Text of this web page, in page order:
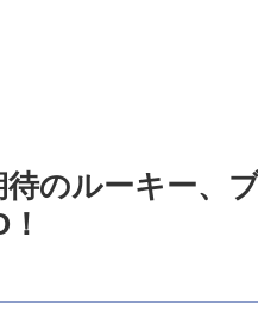
待のルーキー、